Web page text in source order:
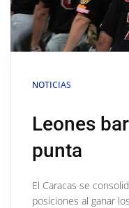
NOTICIAS
Leones
punta
El Caracas se
posiciones al ganar